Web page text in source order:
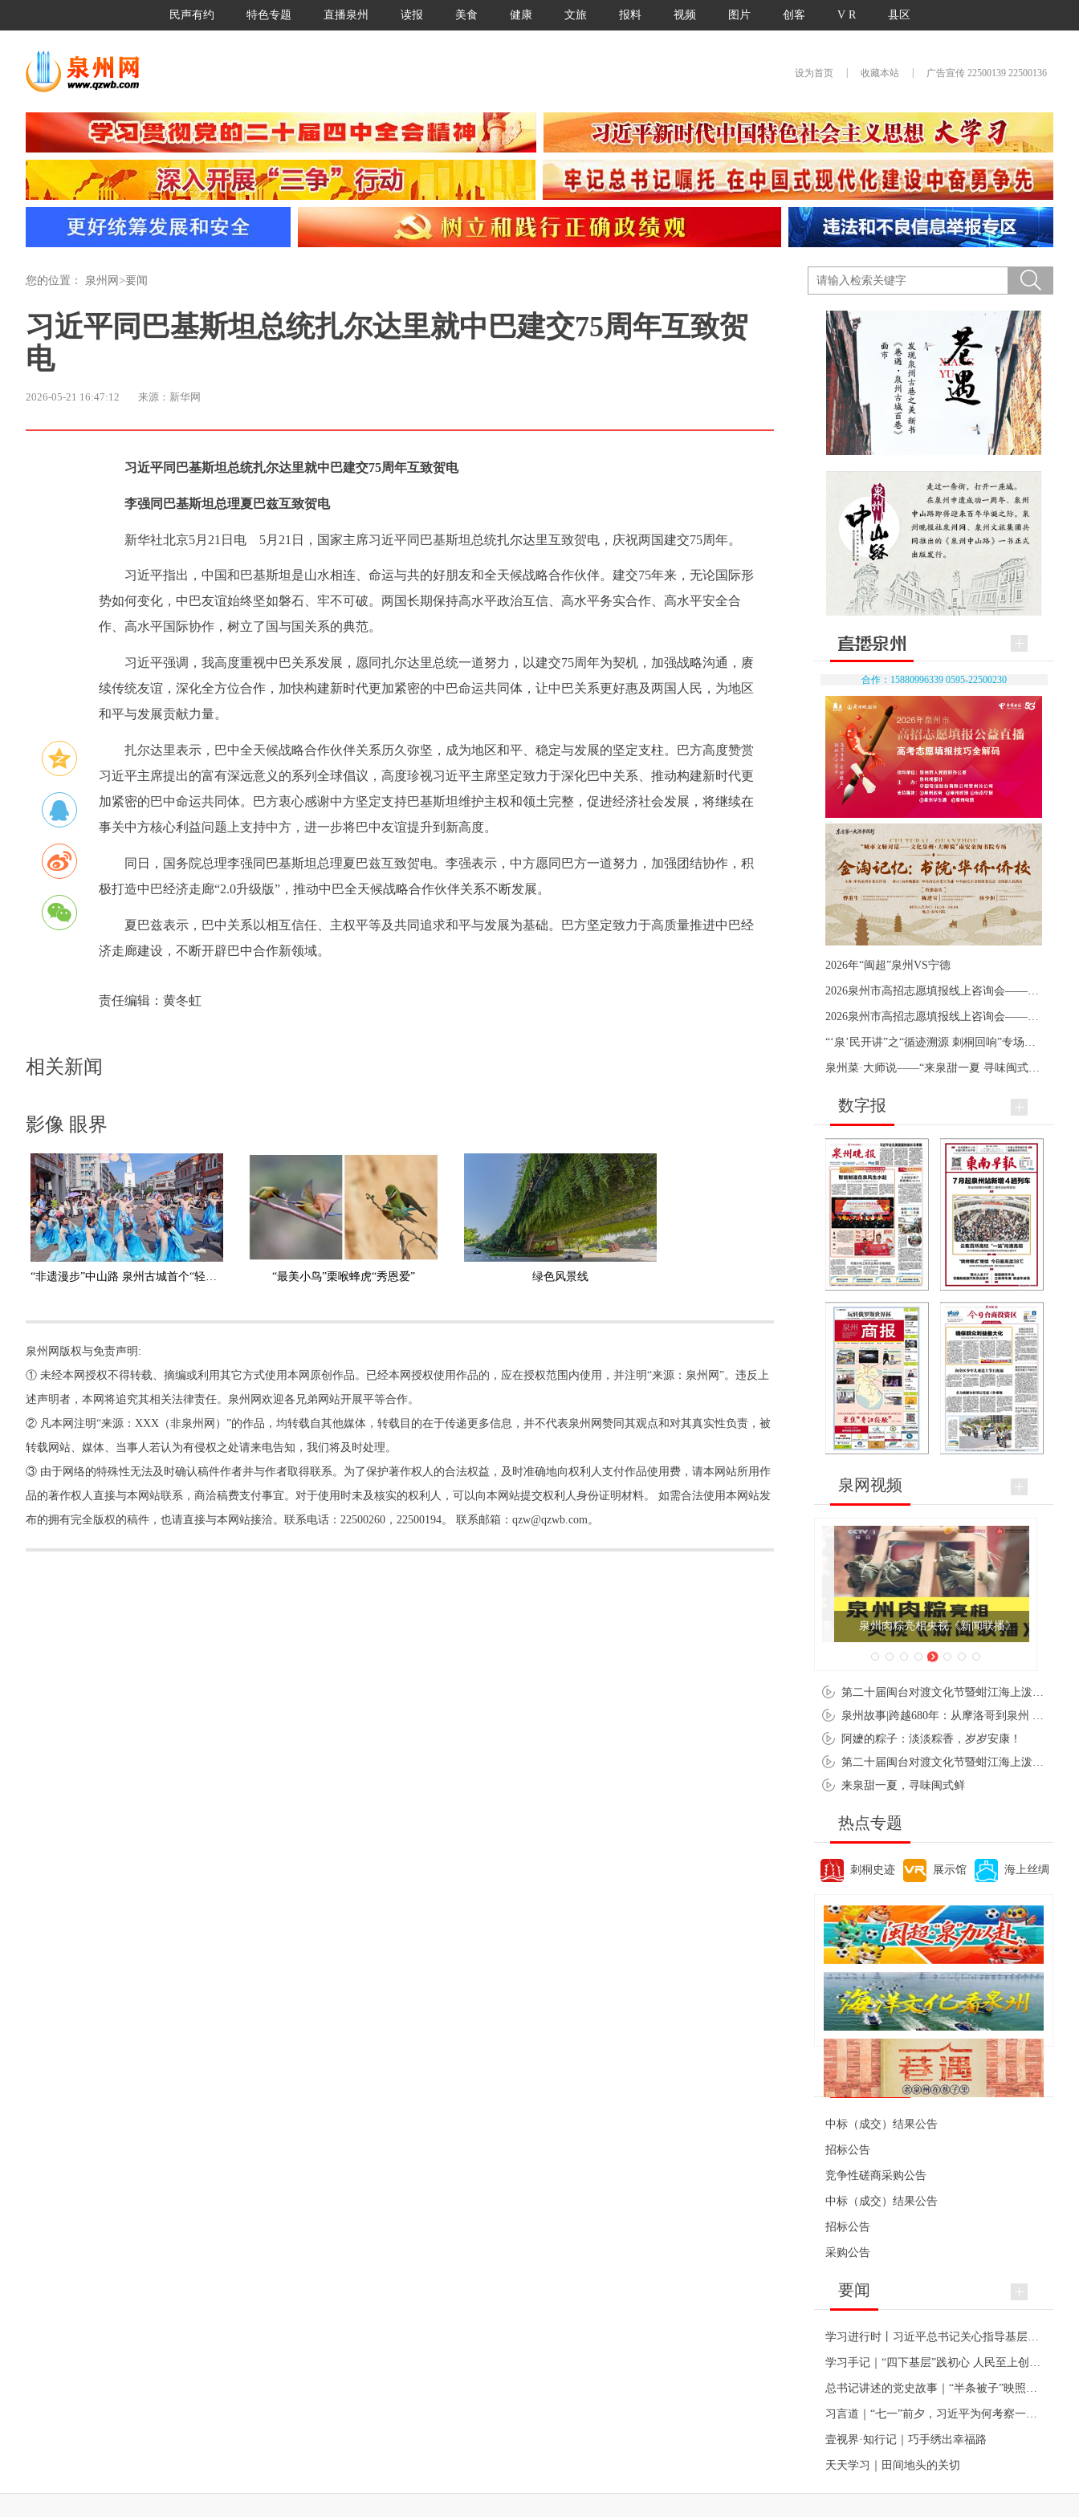
民声有约 特色专题 直播泉州 读报 美食 健康 文旅 报料 视频 图片 创客 V R 县区
设为首页 收藏本站 广告宣传 22500139 22500136
您的位置： 泉州网 >要闻
习近平同巴基斯坦总统扎尔达里就中巴建交75周年互致贺
电
2026-05-21 16:47:12 来源：新华网
习近平同巴基斯坦总统扎尔达里就中巴建交75周年互致贺电
李强同巴基斯坦总理夏巴兹互致贺电
新华社北京5月21日电 5月21日，国家主席习近平同巴基斯坦总统扎尔达里互致贺电，庆祝两国建交75周年。
习近平指出，中国和巴基斯坦是山水相连、命运与共的好朋友和全天候战略合作伙伴。建交75年来，无论国际形
势如何变化，中巴友谊始终坚如磐石、牢不可破。两国长期保持高水平政治互信、高水平务实合作、高水平安全合
作、高水平国际协作，树立了国与国关系的典范。
习近平强调，我高度重视中巴关系发展，愿同扎尔达里总统一道努力，以建交75周年为契机，加强战略沟通，赓
续传统友谊，深化全方位合作，加快构建新时代更加紧密的中巴命运共同体，让中巴关系更好惠及两国人民，为地区
和平与发展贡献力量。
扎尔达里表示，巴中全天候战略合作伙伴关系历久弥坚，成为地区和平、稳定与发展的坚定支柱。巴方高度赞赏
习近平主席提出的富有深远意义的系列全球倡议，高度珍视习近平主席坚定致力于深化巴中关系、推动构建新时代更
加紧密的巴中命运共同体。巴方衷心感谢中方坚定支持巴基斯坦维护主权和领土完整，促进经济社会发展，将继续在
事关中方核心利益问题上支持中方，进一步将巴中友谊提升到新高度。
同日，国务院总理李强同巴基斯坦总理夏巴兹互致贺电。李强表示，中方愿同巴方一道努力，加强团结协作，积
极打造中巴经济走廊“2.0升级版”，推动中巴全天候战略合作伙伴关系不断发展。
夏巴兹表示，巴中关系以相互信任、主权平等及共同追求和平与发展为基础。巴方坚定致力于高质量推进中巴经
济走廊建设，不断开辟巴中合作新领域。
责任编辑： 黄冬虹
相关新闻
影像 眼界
“最美小鸟”栗喉蜂虎“秀恩爱” 绿色风景线
泉州网版权与免责声明:
① 未经本网授权不得转载、摘编或利用其它方式使用本网原创作品。已经本网授权使用作品的，应在授权范围内使用，并注明“来源：泉州网”。违反上
述声明者，本网将追究其相关法律责任。泉州网欢迎各兄弟网站开展平等合作。
② 凡本网注明“来源：XXX（非泉州网）”的作品，均转载自其他媒体，转载目的在于传递更多信息，并不代表泉州网赞同其观点和对其真实性负责，被
转载网站、媒体、当事人若认为有侵权之处请来电告知，我们将及时处理。
③ 由于网络的特殊性无法及时确认稿件作者并与作者取得联系。为了保护著作权人的合法权益，及时准确地向权利人支付作品使用费，请本网站所用作
品的著作权人直接与本网站联系，商洽稿费支付事宜。对于使用时未及核实的权利人，可以向本网站提交权利人身份证明材料。 如需合法使用本网站发
布的拥有完全版权的稿件，也请直接与本网站接洽。联系电话：22500260，22500194。 联系邮箱：qzw@qzwb.com。
合作：15880996339 0595-22500230
2026年“闽超”泉州VS宁德
数字报
泉网视频
泉州肉粽亮相央视《新闻联播》
阿嬷的粽子：淡淡粽香，岁岁安康！
来泉甜一夏，寻味闽式鲜
热点专题
刺桐史迹 展示馆 海上丝绸
便民资讯
中标（成交）结果公告
招标公告
竞争性磋商采购公告
中标（成交）结果公告
招标公告
采购公告
要闻
壹视界·知行记｜巧手绣出幸福路
天天学习｜田间地头的关切